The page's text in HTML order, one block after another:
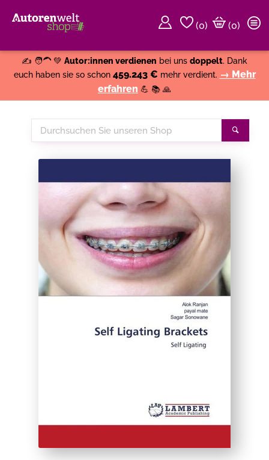
(0)
(0)
✍️ 🧑‍🦱 💚 Autor:innen verdienen bei uns doppelt. Dank
euch haben sie so schon 459.243 € mehr verdient. → Mehr
erfahren 💪 📚 🙏
Durchsuchen
Sie